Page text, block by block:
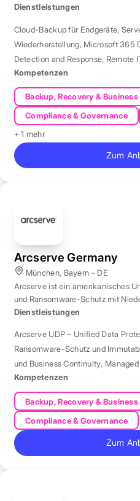
Dienstleistungen
Cloud-Backup für Endgeräte,
Wiederherstellung, Microsoft 365
Detection and Response, Remote
Kompetenzen
Backup, Recovery &
Compliance & Governance
+ 1 mehr
Zum
Arcserve Germany
München, Bayern - DE
Arcserve ist ein amerikanisches
und Ransomware-Schutz mit
Dienstleistungen
Arcserve UDP – Unified Data
Ransomware-Schutz und
und Business Continuity,
Kompetenzen
Backup, Recovery &
Compliance & Governance
Zum